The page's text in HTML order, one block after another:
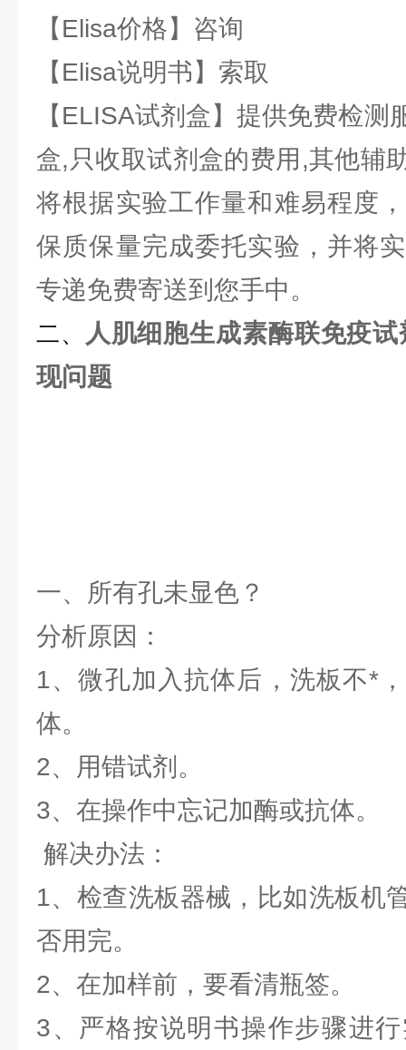
【Elisa价格】咨询
【Elisa说明书】索取
【ELISA试剂盒】提供免费检测
盒,只收取试剂盒的费用,其他辅
将根据实验工作量和难易程度
保质保量完成委托实验，并将
专递免费寄送到您手中。
二、
人肌细胞生成素酶联免疫
现问题
一、所有孔未显色？
分析原因：
1、微孔加入抗体后，洗板不*
体。
2、用错试剂。
3、在操作中忘记加酶或抗体
解决办法：
1、检查洗板器械，比如洗板机
否用完。
2、在加样前，要看清瓶签
3、严格按说明书操作步骤进